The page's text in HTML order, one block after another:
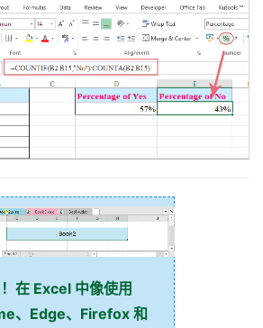
在 Excel 中像使用
、Edge、Firefox 和